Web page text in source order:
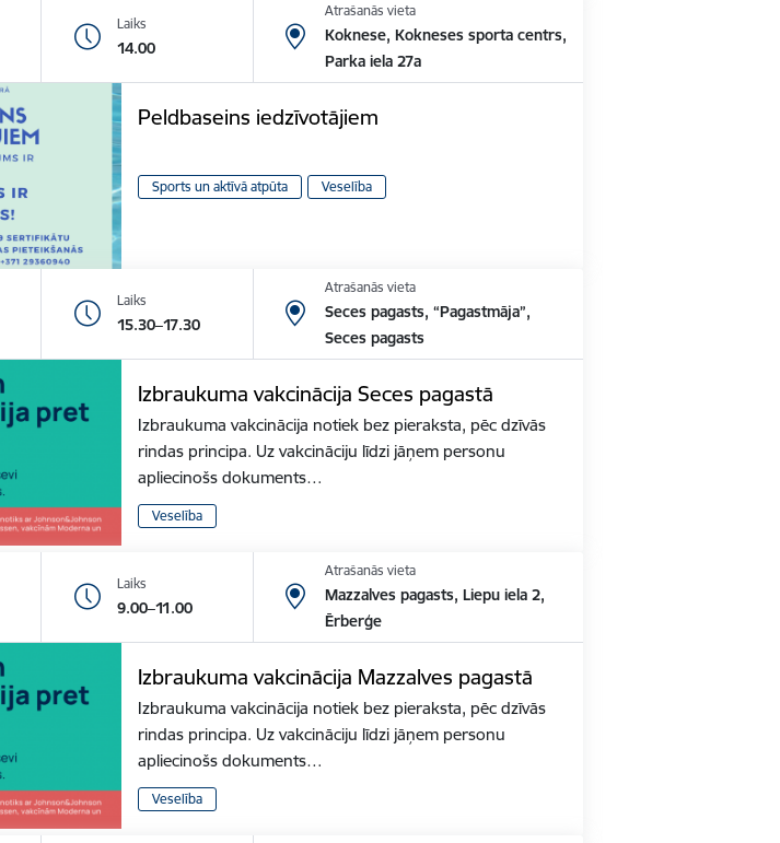
Laiks
14.00
Atrašanās vieta
Koknese, Kokneses sporta centrs,
Parka iela 27a
Peldbaseins iedzīvotājiem
Sports un aktīvā atpūta Veselība
Laiks
15.30–17.30
Atrašanās vieta
Seces pagasts, “Pagastmāja”,
Seces pagasts
Izbraukuma vakcinācija Seces pagastā
Izbraukuma vakcinācija notiek bez pieraksta, pēc dzīvās
rindas principa. Uz vakcināciju līdzi jāņem personu
apliecinošs dokuments…
Veselība
Laiks
9.00–11.00
Atrašanās vieta
Mazzalves pagasts, Liepu iela 2,
Ērberģe
Izbraukuma vakcinācija Mazzalves pagastā
Izbraukuma vakcinācija notiek bez pieraksta, pēc dzīvās
rindas principa. Uz vakcināciju līdzi jāņem personu
apliecinošs dokuments…
Veselība